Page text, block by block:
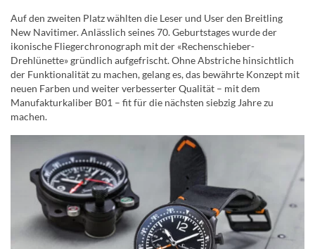
Auf den zweiten Platz wählten die Leser und User den Breitling
New Navitimer. Anlässlich seines 70. Geburtstages wurde der
ikonische Fliegerchronograph mit der «Rechenschieber-
Drehlünette» gründlich aufgefrischt. Ohne Abstriche hinsichtlich
der Funktionalität zu machen, gelang es, das bewährte Konzept mit
neuen Farben und weiter verbesserter Qualität – mit dem
Manufakturkaliber B01 – fit für die nächsten siebzig Jahre zu
machen.